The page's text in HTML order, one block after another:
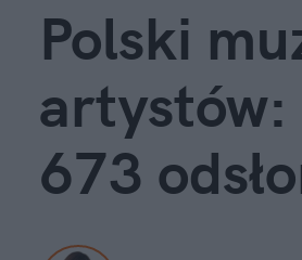
Polski
artystów:
673